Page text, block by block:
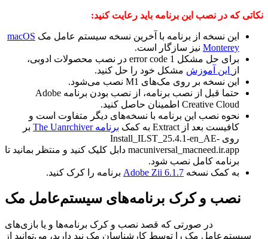
نکاتی که در نصب این برنامه باید رعایت کنید:
این نسخه از برنامه با آخرین نسخه سیستم عامل مک macOS
Monterey نیز سازگار است.
برای حل مشکل error code 1 در نصب محصولات ادوبی،
از
این آموزش مشکل خود را حل کنید.
این نسخه بر روی مک‌های M1 نصب می‌شود.
حتما قبل از نصب برنامه، از نصب بودن برنامه Adobe
Creative Cloud اطمینان حاصل کنید.
نحوه نصب این برنامه با نسخه‌های دیگر متفاوت است و
کافیست بعد از Extract به کمک
برنامه The Uanrchiver
بر
روی Install_ILST_25.4.1-en_AE-
macuniversal_macneed.ir.app دابل کلیک کنید و منتظر بمانید تا
برنامه کامل نصب شود.
به کمک نسخه Adobe Zii 6.1.7 برنامه را کرک کنید.
نصب و کرک برنامه‌های سیستم‌عامل مک
در صورتی که قصد نصب و کرک برنامه‌ها و یا بازی‌های
سیستم‌عامل مک را توسط کارشناسان مک نید دارید، می‌توانید از